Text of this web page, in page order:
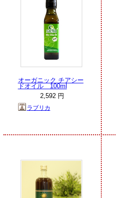
オーガニック チアシー
ドオイル 100ml
2,592 円
ラブリカ